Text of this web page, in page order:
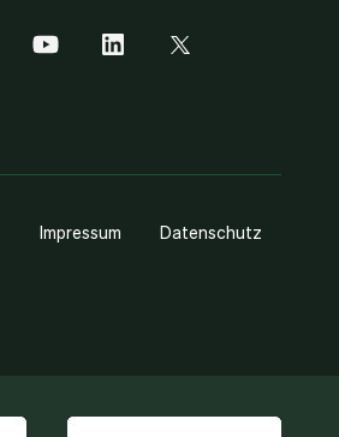
Impressum Datenschutz